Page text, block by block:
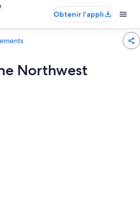
Obtenir l’appli
Northwest